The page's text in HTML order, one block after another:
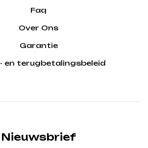
Faq
Over Ons
Garantie
en terugbetalingsbeleid
Nieuwsbrief